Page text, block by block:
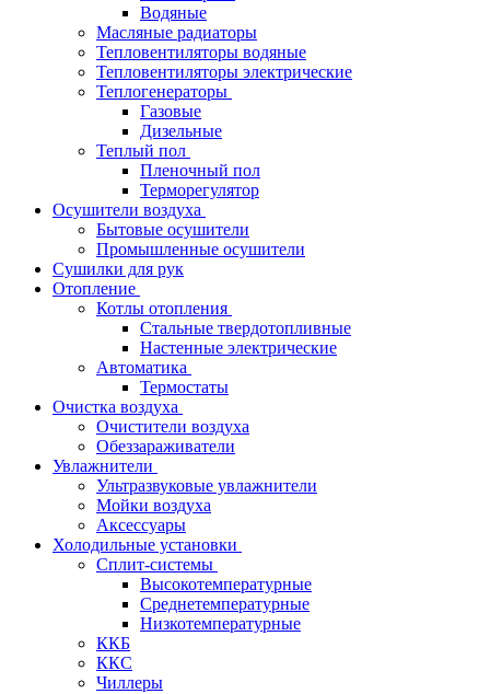
Водяные
Масляные радиаторы
Тепловентиляторы водяные
Тепловентиляторы электрические
Теплогенераторы
Газовые
Дизельные
Теплый пол
Пленочный пол
Терморегулятор
Осушители воздуха
Бытовые осушители
Промышленные осушители
Сушилки для рук
Отопление
Котлы отопления
Стальные твердотопливные
Настенные электрические
Автоматика
Термостаты
Очистка воздуха
Очистители воздуха
Обеззараживатели
Увлажнители
Ультразвуковые увлажнители
Мойки воздуха
Аксессуары
Холодильные установки
Сплит-системы
Высокотемпературные
Среднетемпературные
Низкотемпературные
ККБ
ККС
Чиллеры